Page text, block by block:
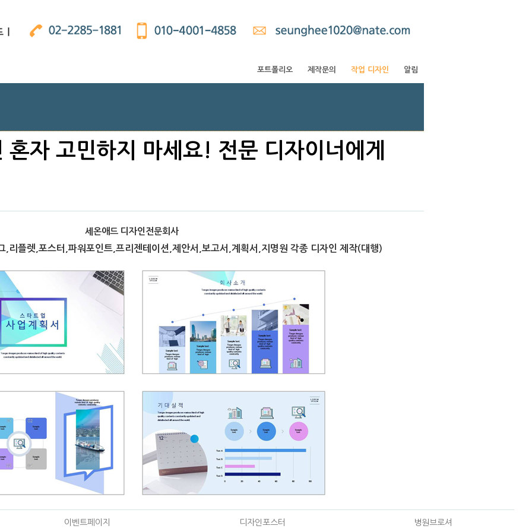
알림
작업 디자인
제작문의
포트폴리오
혼자 고민하지 마세요! 전문 디자이너에게
세온애드 디자인전문회사
,리플렛,포스터,파워포인트,프리젠테이션,제안서,보고서,계획서,지명원 각종 디자인 제작(대행)
이벤트페이지 디자인포스터 병원브로셔